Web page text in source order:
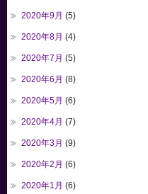
2020年9月 (5)
2020年8月 (4)
2020年7月 (5)
2020年6月 (8)
2020年5月 (6)
2020年4月 (7)
2020年3月 (9)
2020年2月 (6)
2020年1月 (6)